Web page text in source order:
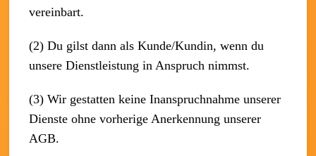
vereinbart.
(2) Du gilst dann als Kunde/Kundin, wenn du
unsere Dienstleistung in Anspruch nimmst.
(3) Wir gestatten keine Inanspruchnahme unserer
Dienste ohne vorherige Anerkennung unserer
AGB.